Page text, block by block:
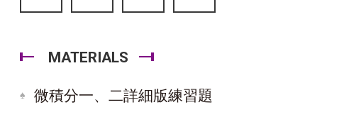
MATERIALS
微積分一、二詳細版練習題